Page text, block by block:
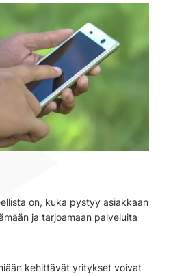
on, kuka pystyy asiakkaan
ja tarjoamaan palveluita
kehittävät yritykset voivat